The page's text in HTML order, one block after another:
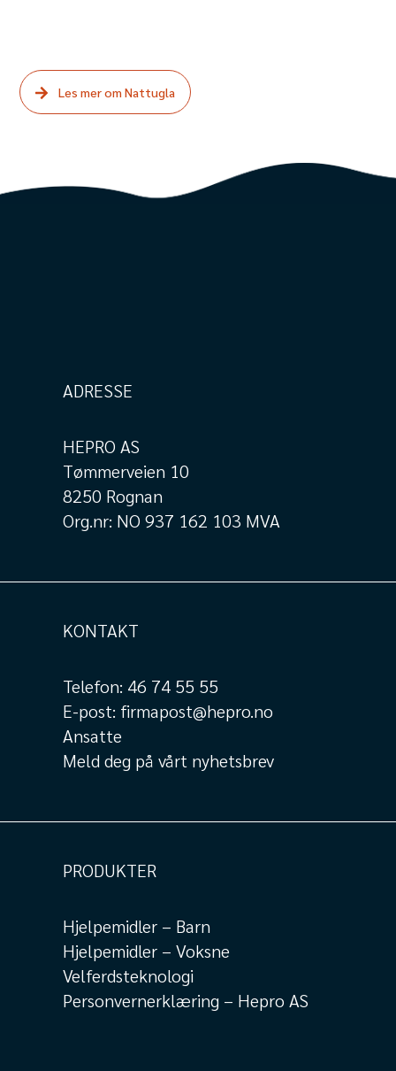
Les mer om Nattugla
ADRESSE
HEPRO AS
Tømmerveien 10
8250 Rognan
Org.nr: NO 937 162 103 MVA
KONTAKT
Telefon: 46 74 55 55
E-post: firmapost@hepro.no
Ansatte
Meld deg på vårt nyhetsbrev
PRODUKTER
Hjelpemidler – Barn
Hjelpemidler – Voksne
Velferdsteknologi
Personvernerklæring – Hepro AS